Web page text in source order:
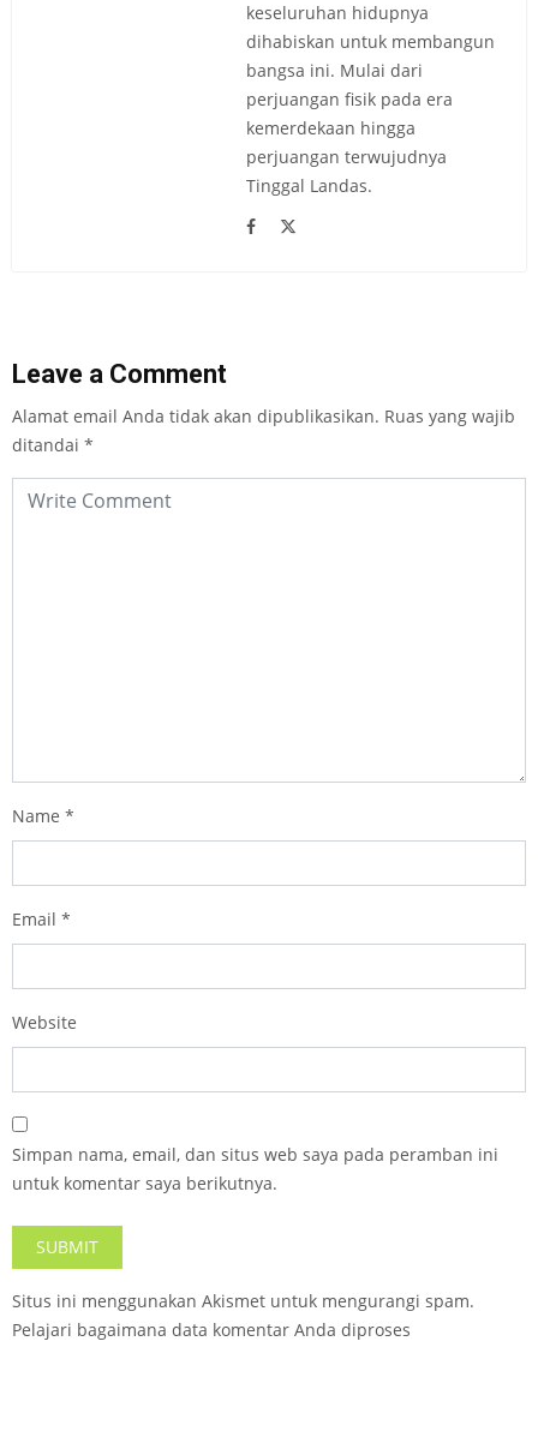
keseluruhan hidupnya
dihabiskan untuk membangun
bangsa ini. Mulai dari
perjuangan fisik pada era
kemerdekaan hingga
perjuangan terwujudnya
Tinggal Landas.
Leave a Comment
Alamat email Anda tidak akan dipublikasikan. Ruas yang wajib
ditandai *
Name *
Email *
Website
Simpan nama, email, dan situs web saya pada peramban ini
untuk komentar saya berikutnya.
Situs ini menggunakan Akismet untuk mengurangi spam.
Pelajari bagaimana data komentar Anda diproses